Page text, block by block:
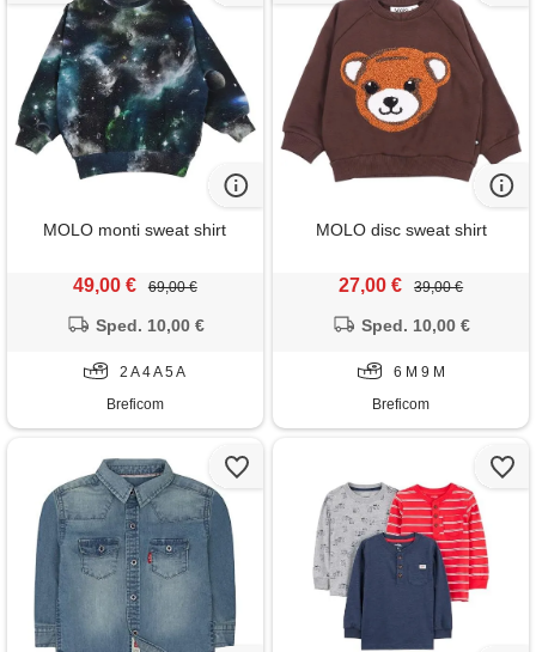
MOLO monti sweat shirt
49,00 € 69,00 €
Sped. 10,00 €
2 A 4 A 5 A
Breficom
MOLO disc sweat shirt
27,00 € 39,00 €
Sped. 10,00 €
6 M 9 M
Breficom